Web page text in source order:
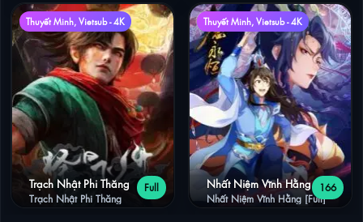
Thuyết Minh, Vietsub - 4K
Full
Trạch Nhật Phi Thăng
Trạch Nhật Phi Thăng
Thuyết Minh, Vietsub - 4K
166
Nhất Niệm Vĩnh Hằng [Full]
Nhất Niệm Vĩnh Hằng [Full]